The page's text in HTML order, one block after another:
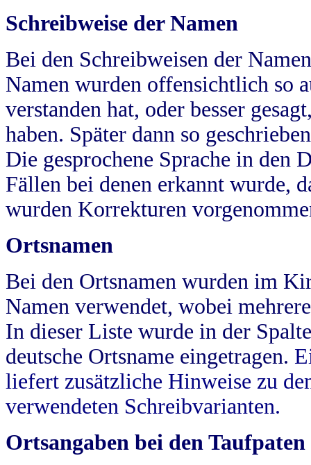
Schreibweise der Namen
Bei den Schreibweisen der
Namen wurden offensichtlich so
verstanden hat, oder besser
haben. Später dann so
Die gesprochene Sprache in
Fällen bei denen erkannt wurde,
wurden Korrekturen
Ortsnamen
Bei den Ortsnamen wurden im
Namen verwendet, wobei
In dieser Liste wurde in der
deutsche Ortsname eingetragen.
liefert zusätzliche Hinweise zu
verwendeten Schreibvarianten.
Ortsangaben bei den Taufpaten